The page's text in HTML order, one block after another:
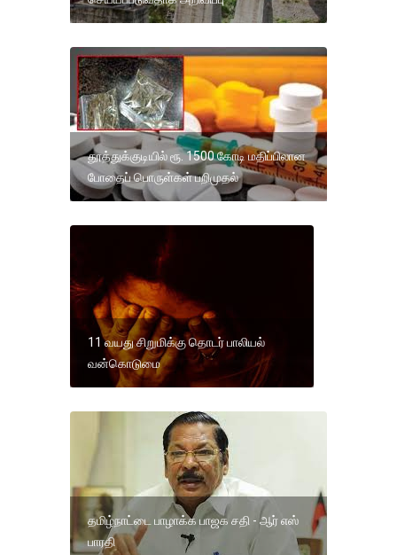
தூத்துக்குடியில் ரூ. 1500 கோடி மதிப்பிலான
போதைப் பொருள்கள் பறிமுதல்
11 வயது சிறுமிக்கு தொடர் பாலியல்
வன்கொடுமை
தமிழ்நாட்டை பாழாக்க பாஜக சதி - ஆர் எஸ்
பாரதி